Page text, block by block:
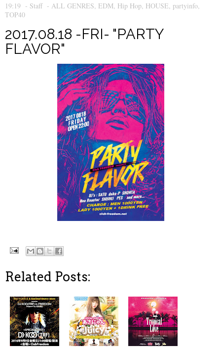
19:19 - Staff- ALL GENRES EDM Hip Hop HOUSE partyinfo
TOP40
2017.08.18 -FRI- "PARTY
FLAVOR"
Related Posts: